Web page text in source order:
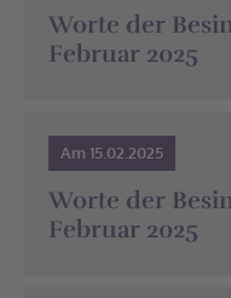
Worte der
Februar 2025
Am 15.02.2025
Worte der
Februar 2025